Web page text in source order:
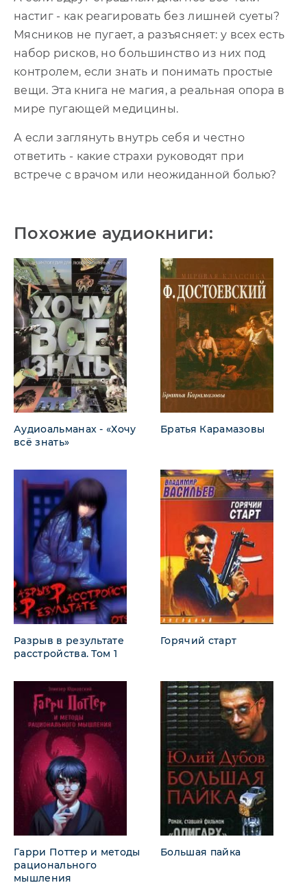
настиг - как реагировать без лишней суеты?
Мясников не пугает, а разъясняет: у всех есть
набор рисков, но большинство из них под
контролем, если знать и понимать простые
вещи. Эта книга не магия, а реальная опора в
мире пугающей медицины.
А если заглянуть внутрь себя и честно
ответить - какие страхи руководят при
встрече с врачом или неожиданной болью?
Похожие аудиокниги:
Аудиоальманах - «Хочу
всё знать»
Братья Карамазовы
Разрыв в результате
расстройства. Том 1
Горячий старт
Гарри Поттер и методы
рационального
мышления
Большая пайка